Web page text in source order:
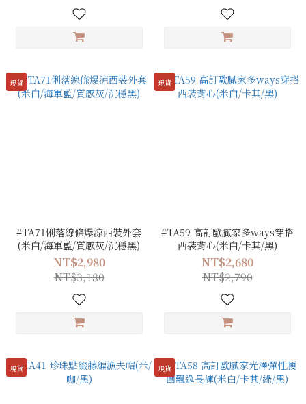
現貨
#TA71俐落線條爆涼西裝外套
(米白/海軍藍/質感灰/沉穩黑)
NT$2,980
NT$3,180
現貨
#TA59 高訂歐膩家多ways穿搭
西裝背心(米白/卡其/黑)
NT$2,680
NT$2,790
現貨 現貨